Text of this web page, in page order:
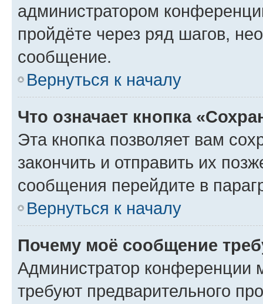
администратором
пройдёте через ряд шагов,
сообщение.
Вернуться к началу
Что означает кнопка
Эта кнопка позволяет вам
закончить и отправить их
сообщения перейдите в
Вернуться к началу
Почему моё сообщение
Администратор конференции
требуют предварительного